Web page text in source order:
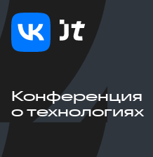
Конференция
о технологиях